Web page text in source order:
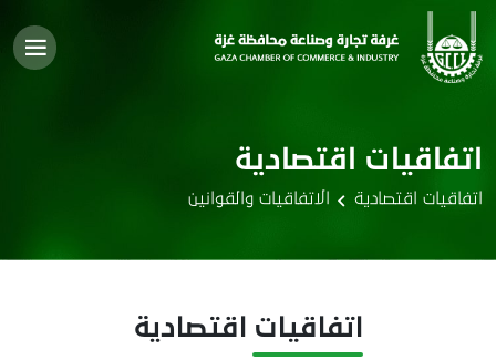
اتفاقيات اقتصادية
اتفاقيات اقتصادية الاتفاقيات والقوانين
اتفاقيات اقتصادية